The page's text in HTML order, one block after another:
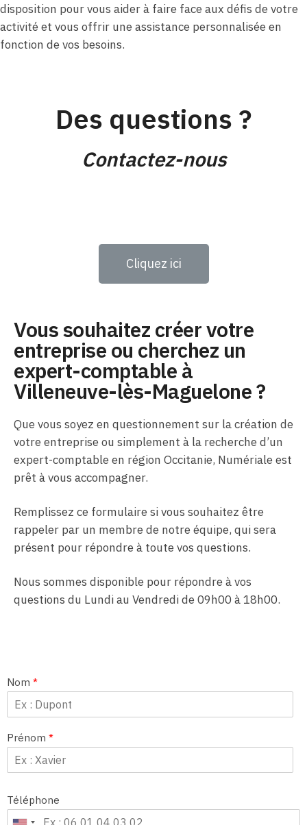
disposition pour vous aider à faire face aux défis de votre
activité et vous offrir une assistance personnalisée en
fonction de vos besoins.
Des questions ?
Contactez-nous
Cliquez ici
Vous souhaitez créer votre
entreprise ou cherchez un
expert-comptable à
Villeneuve-lès-Maguelone ?
Que vous soyez en questionnement sur la création de
votre entreprise ou simplement à la recherche d’un
expert-comptable en région Occitanie, Numériale est
prêt à vous accompagner.
Remplissez ce formulaire si vous souhaitez être
rappeler par un membre de notre équipe, qui sera
présent pour répondre à toute vos questions.
Nous sommes disponible pour répondre à vos
questions du Lundi au Vendredi de 09h00 à 18h00.
Nom *
Prénom *
Téléphone